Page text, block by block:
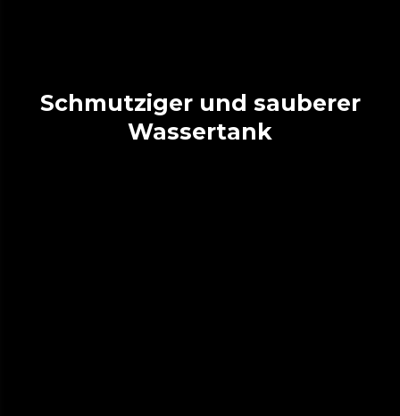
Schmutziger und sauberer
Wassertank